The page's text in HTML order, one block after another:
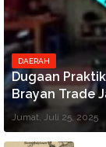
DAERAH
Dugaan
Brayan Trade
Jumat, Juli 25, 2025